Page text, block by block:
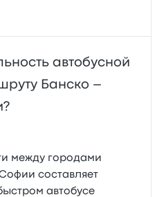
автобусной
Банско –
между городами
составляет
автобусе